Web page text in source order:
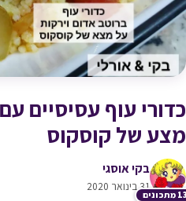
כדורי עוף עסיסיים
מצע של קוסקוס
בקי אוסגי
31 בינואר 2020